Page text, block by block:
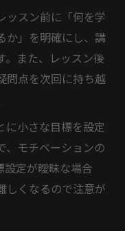
ッスン前に「何を学
か」を明確にし、講
。また、レッスン後
問点を次回に持ち越
に小さな目標を設定
、モチベーションの
定が曖昧な場合
しくなるので注意が